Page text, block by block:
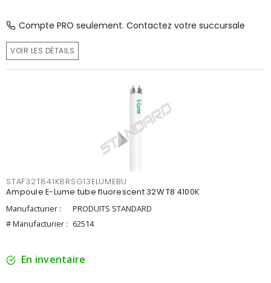
Compte PRO seulement. Contactez votre succursale
VOIR LES DÉTAILS
STAF32T841K8RSG13ELUMEBU
Ampoule E-Lume tube fluorescent 32W T8 4100K
Manufacturier :
PRODUITS STANDARD
# Manufacturier : 62514
En inventaire